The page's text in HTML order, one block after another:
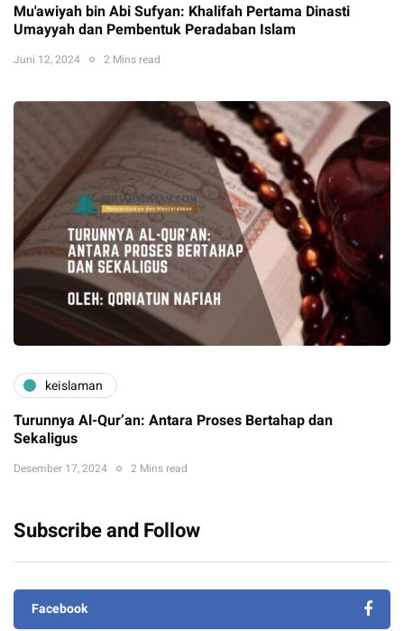
Mu'awiyah bin Abi Sufyan: Khalifah Pertama Dinasti
Umayyah dan Pembentuk Peradaban Islam
Juni 12, 2024 2 Mins read
keislaman
Turunnya Al-Qur’an: Antara Proses Bertahap dan
Sekaligus
Desember 17, 2024 2 Mins read
Subscribe and Follow
Facebook